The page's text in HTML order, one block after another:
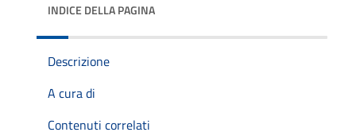
INDICE DELLA PAGINA
Descrizione
A cura di
Contenuti correlati